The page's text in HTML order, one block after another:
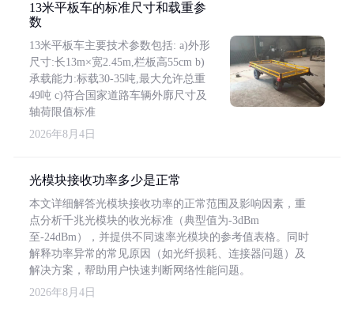
13米平板车的标准尺寸和载重参
数
13米平板车主要技术参数包括: a)外形
尺寸:长13m×宽2.45m,栏板高55cm b)
承载能力:标载30-35吨,最大允许总重
49吨 c)符合国家道路车辆外廓尺寸及
轴荷限值标准
2026年8月4日
光模块接收功率多少是正常
本文详细解答光模块接收功率的正常范围及影响因素，重
点分析千兆光模块的收光标准（典型值为-3dBm
至-24dBm），并提供不同速率光模块的参考值表格。同时
解释功率异常的常见原因（如光纤损耗、连接器问题）及
解决方案，帮助用户快速判断网络性能问题。
2026年8月4日